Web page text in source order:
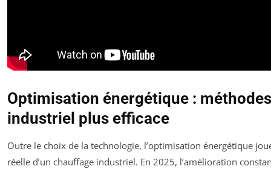
Optimisation énergétique :
industriel plus efficace
Outre le choix de la technologie, l’optimisation énergétique
réelle d’un chauffage industriel. En 2025, l’amélioration